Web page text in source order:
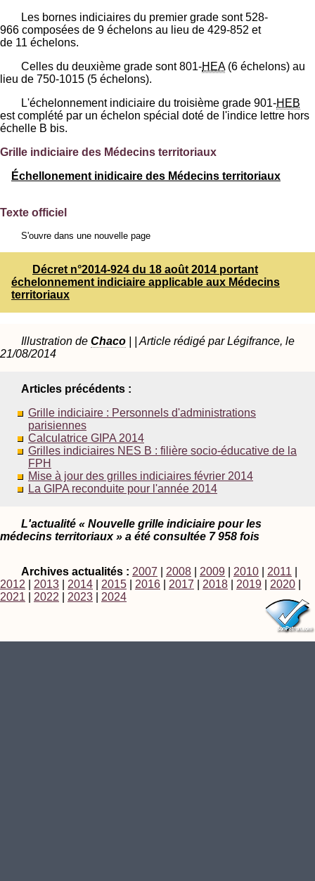
Les bornes indiciaires du premier grade sont 528-
966 composées de 9 échelons au lieu de 429-852 et
de 11 échelons.
Celles du deuxième grade sont 801-HEA(6 échelons) au
lieu de 750-1015 (5 échelons).
L'échelonnement indiciaire du troisième grade 901-HEB
est complété par un échelon spécial doté de l'indice lettre hors
échelle B bis.
Grille indiciaire des Médecins territoriaux
Échellonement inidicaire des Médecins territoriaux
Texte officiel
S'ouvre dans une nouvelle page
Décret n°2014-924 du 18 août 2014 portant
échelonnement indiciaire applicable aux Médecins
territoriaux
Illustration de Chaco | | Article rédigé par Légifrance, le
21/08/2014
Articles précédents :
Grille indiciaire : Personnels d'administrations
parisiennes
Calculatrice GIPA 2014
Grilles indiciaires NES B : filière socio-éducative de la
FPH
Mise à jour des grilles indiciaires février 2014
La GIPA reconduite pour l'année 2014
L'actualité « Nouvelle grille indiciaire pour les
médecins territoriaux » a été consultée 7 958 fois
Archives actualités : 2007 2008 2009 2010 2011
2012
2013 2014 2015 2016 2017 2018 2019 2020
2021
2022 2023 2024